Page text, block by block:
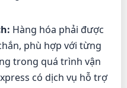
Hàng hóa phải được
phù hợp với từng
trong quá trình vận
có dịch vụ hỗ trợ